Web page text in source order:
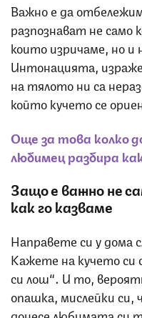
Важно е да
разпознават не само
които изричаме, но и
Интонацията,
на тялото ни са
който кучето се
Още за това колко
любимец разбира
Защо е важно не
как го казваме
Направете си у дома
Кажете на кучето си
си лош“. И то,
опашка, мислейки си,